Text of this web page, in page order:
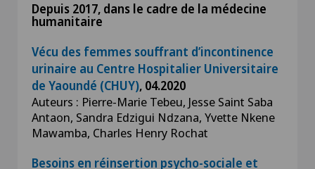
Depuis 2017, dans le cadre de la médecine
humanitaire
Vécu des femmes souffrant d’incontinence
urinaire au Centre Hospitalier Universitaire
de Yaoundé (CHUY), 04.2020
Auteurs : Pierre-Marie Tebeu, Jesse Saint Saba
Antaon, Sandra Edzigui Ndzana, Yvette Nkene
Mawamba, Charles Henry Rochat
Besoins en réinsertion psycho-sociale et